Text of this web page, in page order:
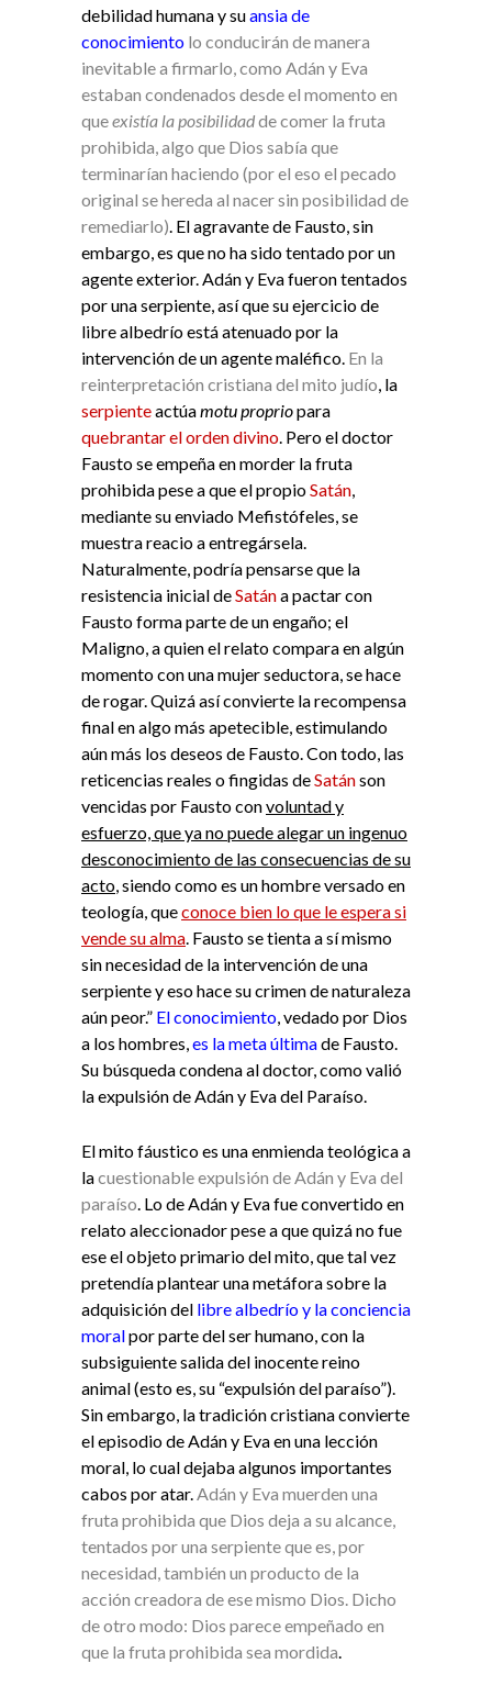
debilidad humana y suansia de
conocimiento lo conducirán de manera
inevitable a firmarlo, como Adán y Eva
estaban condenados desde el momento en
queexistía la posibilidadde comer la fruta
prohibida, algo que Dios sabía que
terminarían haciendo (por el eso el pecado
original se hereda al nacer sin posibilidad de
remediarlo) . El agravante de Fausto, sin
embargo, es que no ha sido tentado por un
agente exterior. Adán y Eva fueron tentados
por una serpiente, así que su ejercicio de
libre albedrío está atenuado por la
intervención de un agente maléfico. En la
reinterpretación cristiana del mito judío , la
serpienteactúamotu propriopara
quebrantar el orden divino . Pero el doctor
Fausto se empeña en morder la fruta
prohibida pese a que el propioSatán
mediante su enviado Mefistófeles, se
muestra reacio a entregársela.
Naturalmente, podría pensarse que la
resistencia inicial deSatána pactar con
Fausto forma parte de un engaño; el
Maligno, a quien el relato compara en algún
momento con una mujer seductora, se hace
de rogar. Quizá así convierte la recompensa
final en algo más apetecible, estimulando
aún más los deseos de Fausto. Con todo, las
reticencias reales o fingidas deSatánson
vencidas por Fausto convoluntad y
esfuerzo, que ya no puede alegar un ingenuo
desconocimiento de las consecuencias de su
acto , siendo como es un hombre versado en
teología, queconoce bien lo que le espera si
vende su alma . Fausto se tienta a sí mismo
sin necesidad de la intervención de una
serpiente y eso hace su crimen de naturaleza
aún peor.” El conocimiento , vedado por Dios
a los hombres, es la meta últimade Fausto.
Su búsqueda condena al doctor, como valió
la expulsión de Adán y Eva del Paraíso.
El mito fáustico es una enmienda teológica a
lacuestionable expulsión de Adán y Eva del
paraíso . Lo de Adán y Eva fue convertido en
relato aleccionador pese a que quizá no fue
ese el objeto primario del mito, que tal vez
pretendía plantear una metáfora sobre la
adquisición del libre albedrío y la conciencia
moralpor parte del ser humano, con la
subsiguiente salida del inocente reino
animal (esto es, su “expulsión del paraíso”).
Sin embargo, la tradición cristiana convierte
el episodio de Adán y Eva en una lección
moral, lo cual dejaba algunos importantes
cabos por atar. Adán y Eva muerden una
fruta prohibida que Dios deja a su alcance,
tentados por una serpiente que es, por
necesidad, también un producto de la
acción creadora de ese mismo Dios. Dicho
de otro modo: Dios parece empeñado en
que la fruta prohibida sea mordida